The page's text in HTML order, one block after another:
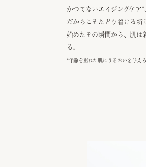
かつてないエイジングケア*
だからこそたどり着ける新
始めたその瞬間から、肌は
る。
*年齢を重ねた肌にうるおいを与える